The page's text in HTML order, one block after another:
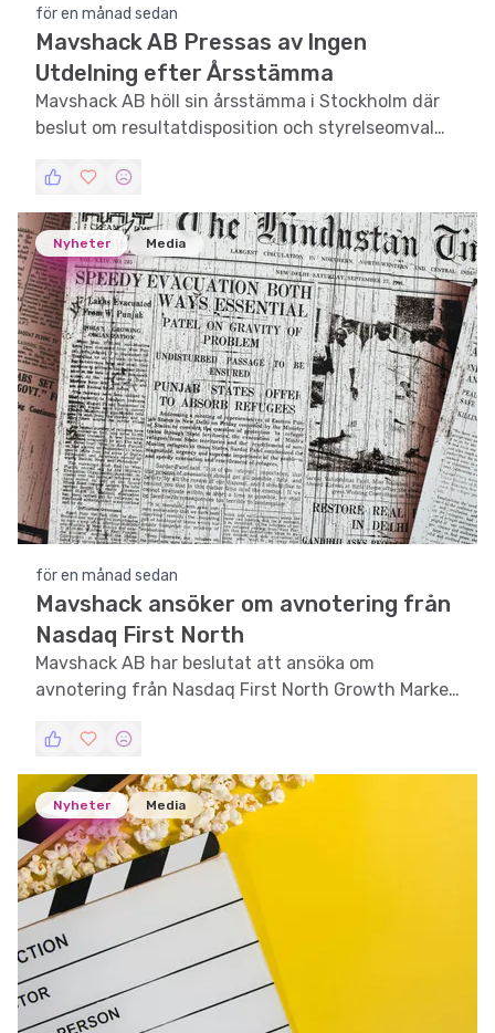
för en månad sedan
Mavshack AB Pressas av Ingen
Utdelning efter Årsstämma
Mavshack AB höll sin årsstämma i Stockholm där
beslut om resultatdisposition och styrelseomval
Nyheter Media
för en månad sedan
Mavshack ansöker om avnotering från
Nasdaq First North
Mavshack AB har beslutat att ansöka om
avnotering från Nasdaq First North Growth Market
bolagsstämma.
Nyheter Media